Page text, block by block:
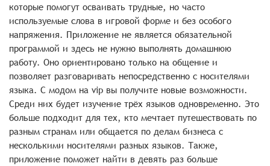
которые помогут осваивать трудные, но часто
используемые слова в игровой форме и без особого
напряжения. Приложение не является обязательной
программой и здесь не нужно выполнять домашнюю
работу. Оно ориентировано только на общение и
позволяет разговаривать непосредственно с носителями
языка. С модом на vip вы получите новые возможности.
Среди них будет изучение трёх языков одновременно. Это
больше подходит для тех, кто мечтает путешествовать по
разным странам или общается по делам бизнеса с
несколькими носителями разных языков. Также,
приложение поможет найти в девять раз больше